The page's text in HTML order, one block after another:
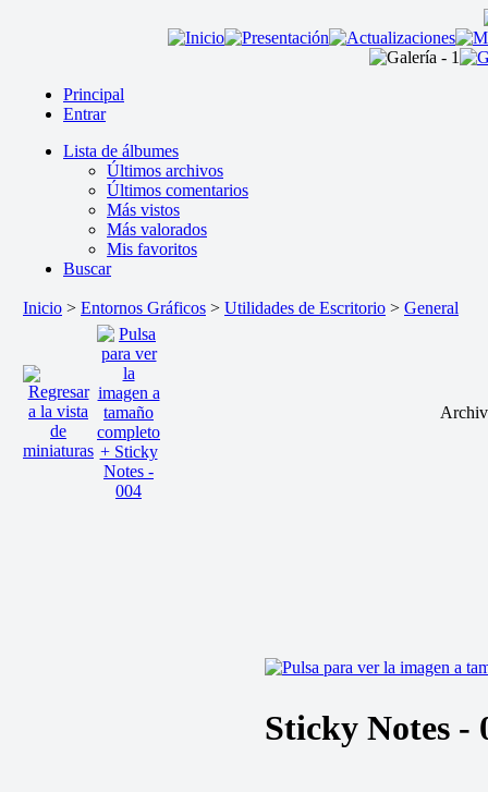
Principal
Entrar
Lista de álbumes
Últimos archivos
Últimos comentarios
Más vistos
Más valorados
Mis favoritos
Buscar
Inicio > Entornos Gráficos > Utilidades de Escritorio > General
Sticky Notes -